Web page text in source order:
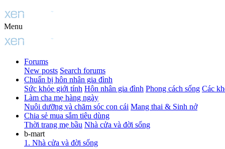
Menu
Forums
New posts Search forums
Chuẩn bị hôn nhân gia đình
Sức khỏe giới tính Hôn nhân gia đình Phong cách sống Các
Làm cha mẹ hàng ngày
Nuôi dưỡng và chăm sóc con cái Mang thai & Sinh nở
Chia sẻ mua sắm tiêu dùng
Thời trang mẹ bầu Nhà cửa và đời sống
b-mart
1. Nhà cửa và đời sống